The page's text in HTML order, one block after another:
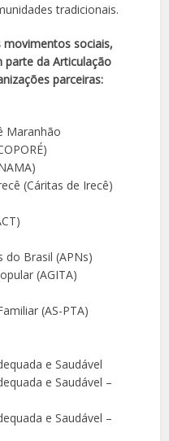
tradicionais.
movimentos sociais,
parte da Articulação
parceiras:
Maranhão
(Cáritas de Irecê)
do Brasil (APNs)
(AGITA)
(AS-PTA)
e Saudável
e Saudável –
e Saudável –